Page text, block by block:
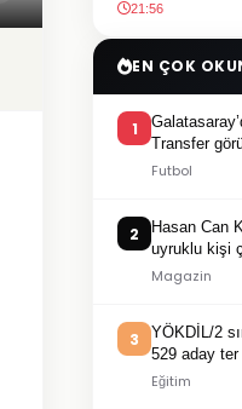
21:56
EN ÇOK
1
Transfer
Futbol
2
Hasan Can
uyruklu kişi
gözaltına
Magazin
3
YÖKDİL/2
529 aday
Eğitim